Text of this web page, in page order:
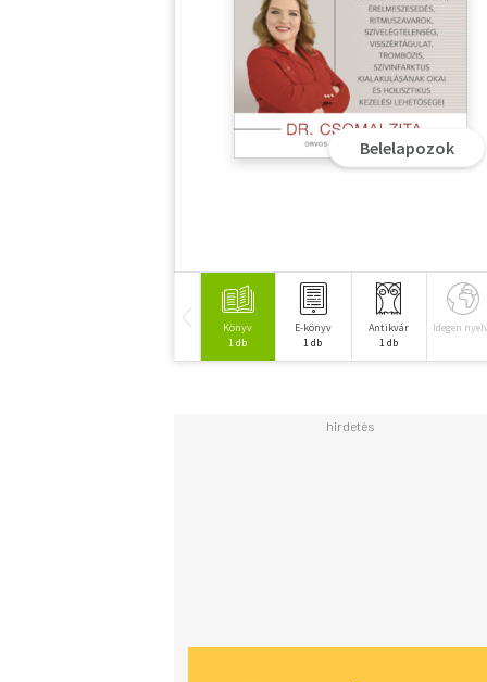
Belelapozok
Könyv
1 db
E-könyv
1 db
Antikvár
1 db
Idegen